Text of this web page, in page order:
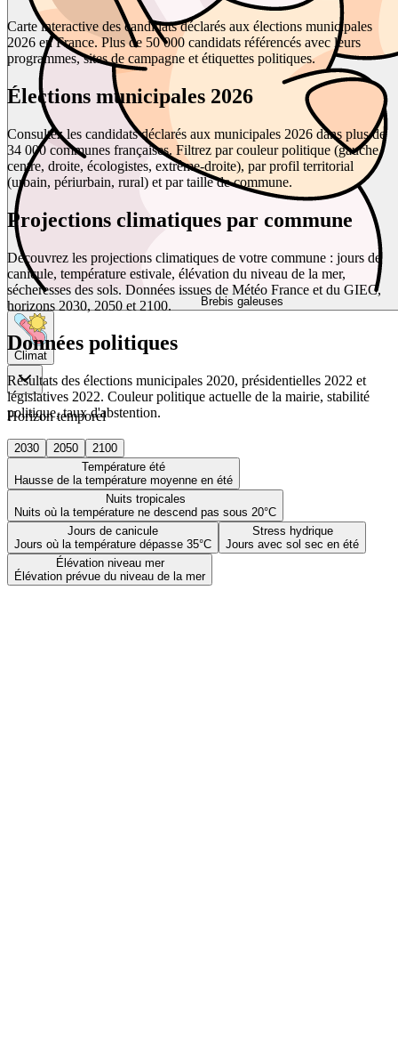
Brebis galeuses
Climat
Horizon temporel
2030 2050
2100
Température été
Hausse de la température moyenne en été
Nuits tropicales
Nuits où la température ne descend pas sous 20°C
Jours de canicule
Jours où la température dépasse 35°C
Stress hydrique
Jours avec sol sec en été
Élévation niveau mer
Élévation prévue du niveau de la mer
Carte interactive des candidats déclarés aux élections municipales
2026 en France. Plus de 50 000 candidats référencés avec leurs
programmes, sites de campagne et étiquettes politiques.
Élections municipales 2026
Consultez les candidats déclarés aux municipales 2026 dans plus de
34 000 communes françaises. Filtrez par couleur politique (gauche,
centre, droite, écologistes, extrême-droite), par profil territorial
(urbain, périurbain, rural) et par taille de commune.
Projections climatiques par commune
Découvrez les projections climatiques de votre commune : jours de
canicule, température estivale, élévation du niveau de la mer,
sécheresses des sols. Données issues de Météo France et du GIEC,
horizons 2030, 2050 et 2100.
Données politiques
Résultats des élections municipales 2020, présidentielles 2022 et
législatives 2022. Couleur politique actuelle de la mairie, stabilité
politique, taux d'abstention.